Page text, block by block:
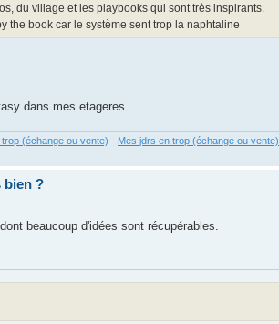
du village et les playbooks qui sont très inspirants.
the book car le système sent trop la naphtaline
dans mes etageres
(échange ou vente) - Mes jdrs en trop (échange ou vente)
bien ?
beaucoup d'idées sont récupérables.